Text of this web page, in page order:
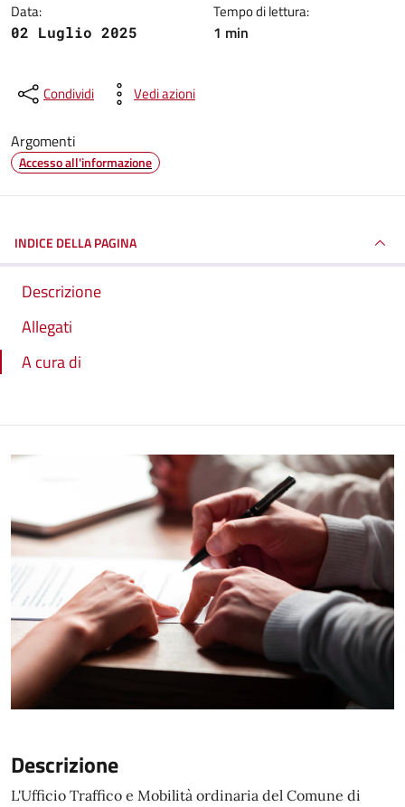
Data:
02 Luglio 2025
Tempo di lettura:
1 min
Condividi Vedi azioni
Argomenti
Accesso all'informazione
INDICE DELLA PAGINA
Descrizione
Allegati
A cura di
Descrizione
L'Ufficio Traffico e Mobilità ordinaria del Comune di